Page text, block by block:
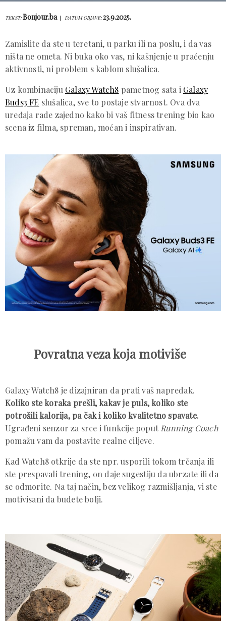
TEKST:Bonjour.ba DATUM OBJAVE:23.9.2025.
Zamislite da ste u teretani, u parku ili na poslu, i da vas
ništa ne ometa. Ni buka oko vas, ni kašnjenje u praćenju
aktivnosti, ni problem s kablom slušalica.
Uz kombinaciju Galaxy Watch8 pametnog sata i Galaxy
Buds3 FE slušalica, sve to postaje stvarnost. Ova dva
uređaja rade zajedno kako bi vaš fitness trening bio kao
scena iz filma, spreman, moćan i inspirativan.
Povratna veza koja motiviše
Galaxy Watch8 je dizajniran da prati vaš napredak.
Koliko ste koraka prešli, kakav je puls, koliko ste
potrošili kalorija, pa čak i koliko kvalitetno spavate.
Ugrađeni senzor za srce i funkcije poput Running Coach
pomažu vam da postavite realne ciljeve.
Kad Watch8 otkrije da ste npr. usporili tokom trčanja ili
ste prespavali trening, on daje sugestiju da ubrzate ili da
se odmorite. Na taj način, bez velikog razmišljanja, vi ste
motivisani da budete bolji.